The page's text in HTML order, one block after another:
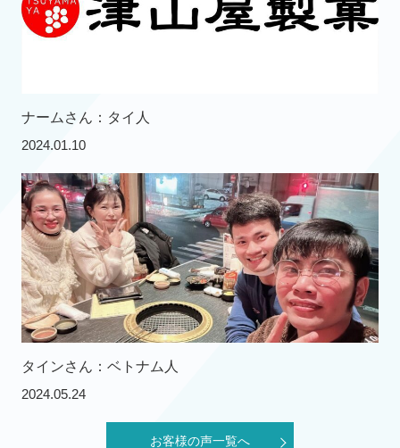
お客様の声一覧へ
ナームさん：タイ人
2024.01.10
タインさん：ベトナム人
2024.05.24